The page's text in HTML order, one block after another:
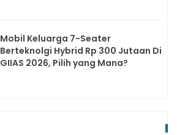
Mobil Keluarga 7-Seater
Berteknolgi Hybrid Rp 300 Jutaan Di
GIIAS 2026, Pilih yang Mana?